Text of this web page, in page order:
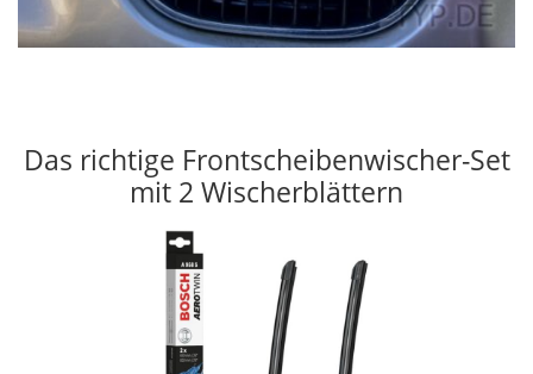
Das richtige Frontscheibenwischer-Set
mit 2 Wischerblättern